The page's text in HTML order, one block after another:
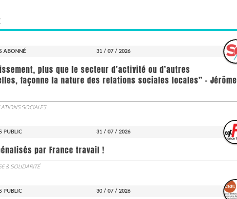
ABONNÉ 31 / 07 / 2026
plus que le secteur d’activité ou d’autres
façonne la nature des relations sociales locales” - Jérôme
SOCIALES
PUBLIC 31 / 07 / 2026
par France travail !
& SOLIDARITÉ
PUBLIC 30 / 07 / 2026